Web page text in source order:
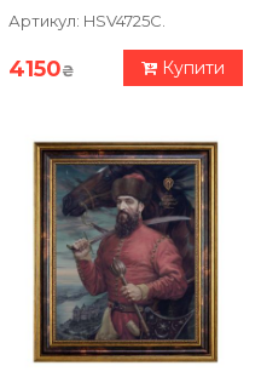
Артикул: HSV4725C.
4150₴ Купити